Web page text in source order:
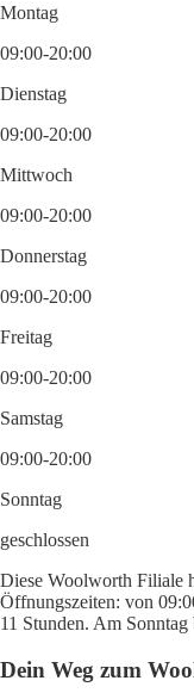
Montag
09:00-20:00
Dienstag
09:00-20:00
Mittwoch
09:00-20:00
Donnerstag
09:00-20:00
Freitag
09:00-20:00
Samstag
09:00-20:00
Sonntag
geschlossen
Diese Woolworth Filiale
Öffnungszeiten: von
11 Stunden. Am Sonntag
Dein Weg zum